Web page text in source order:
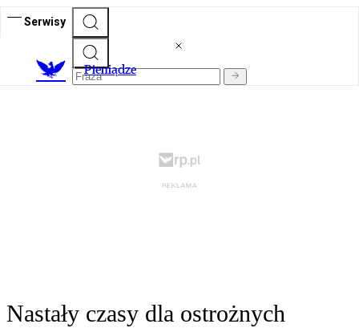
Serwisy
Pieniądze
Nastały czasy dla ostrożnych